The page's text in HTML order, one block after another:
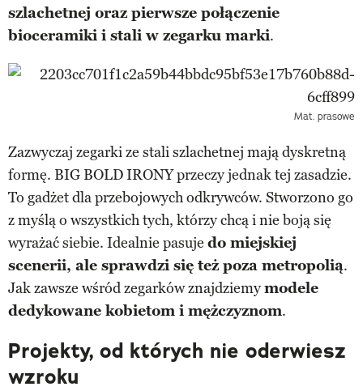
szlachetnej oraz pierwsze połączenie
bioceramiki i stali w zegarku marki.
Mat. prasowe
Zazwyczaj zegarki ze stali szlachetnej mają dyskretną
formę. BIG BOLD IRONY przeczy jednak tej zasadzie.
To gadżet dla przebojowych odkrywców. Stworzono go
z myślą o wszystkich tych, którzy chcą i nie boją się
wyrażać siebie. Idealnie pasuje do miejskiej
scenerii, ale sprawdzi się też poza metropolią.
Jak zawsze wśród zegarków znajdziemymodele
dedykowane kobietom i mężczyznom.
Projekty, od których nie oderwiesz
wzroku